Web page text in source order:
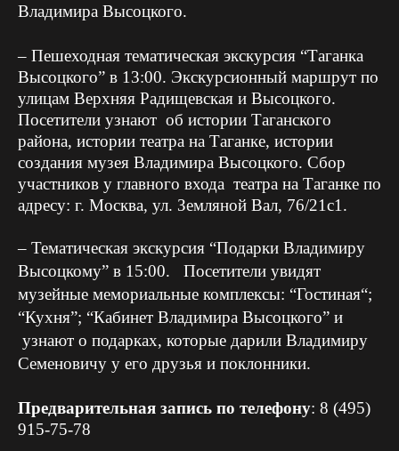
Владимира Высоцкого.
– Пешеходная тематическая экскурсия “Таганка
Высоцкого” в 13:00. Экскурсионный маршрут по
улицам Верхняя Радищевская и Высоцкого.
Посетители узнают об истории Таганского
района, истории театра на Таганке, истории
создания музея Владимира Высоцкого. Сбор
участников у главного входа театра на Таганке по
адресу: г. Москва, ул. Земляной Вал, 76/21с1.
– Тематическая экскурсия “Подарки Владимиру
Высоцкому” в 15:00. Посетители увидят
музейные мемориальные комплексы: “Гостиная“;
“Кухня”; “Кабинет Владимира Высоцкого” и
узнают о подарках, которые дарили Владимиру
Семеновичу у его друзья и поклонники.
Предварительная запись по телефону: 8 (495)
915-75-78